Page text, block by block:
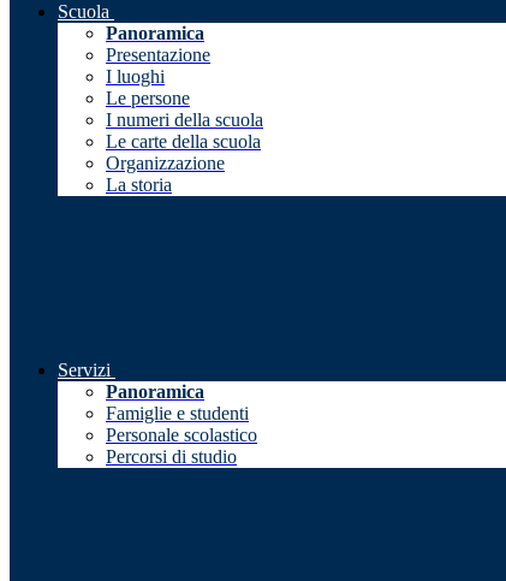
Scuola
Panoramica
Presentazione
I luoghi
Le persone
I numeri della scuola
Le carte della scuola
Organizzazione
La storia
Servizi
Panoramica
Famiglie e studenti
Personale scolastico
Percorsi di studio